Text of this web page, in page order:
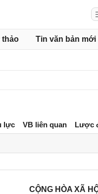
thảo Tin văn bản mới
lực VB liên quan Lược
CỘNG HÒA XÃ